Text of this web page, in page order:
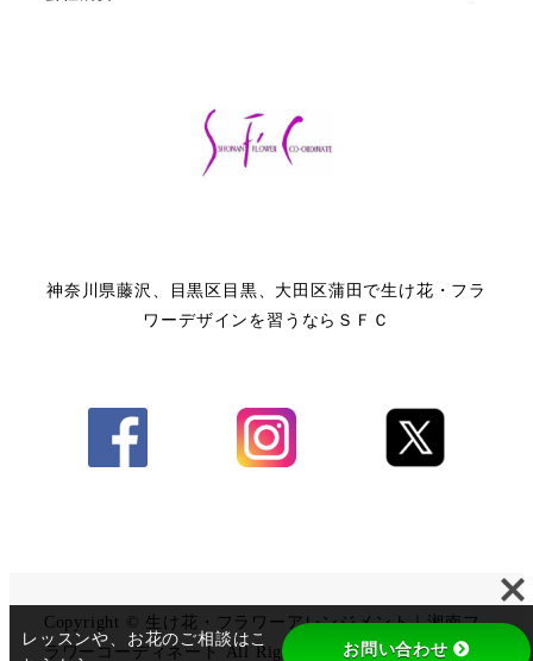
神奈川県藤沢、目黒区目黒、大田区蒲田で生け花・フラ
ワーデザインを習うならＳＦＣ
Copyright © 生け花・フラワーアレンジメント｜湘南フ
ラワーコーディネート All Rights Reserved.
レッスンや、お花のご相談はこ
お問い合わせ